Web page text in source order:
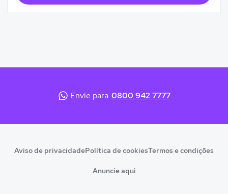
Envie para 0800 942 7777
Aviso de privacidadePolítica de cookiesTermos e condições
Anuncie aqui